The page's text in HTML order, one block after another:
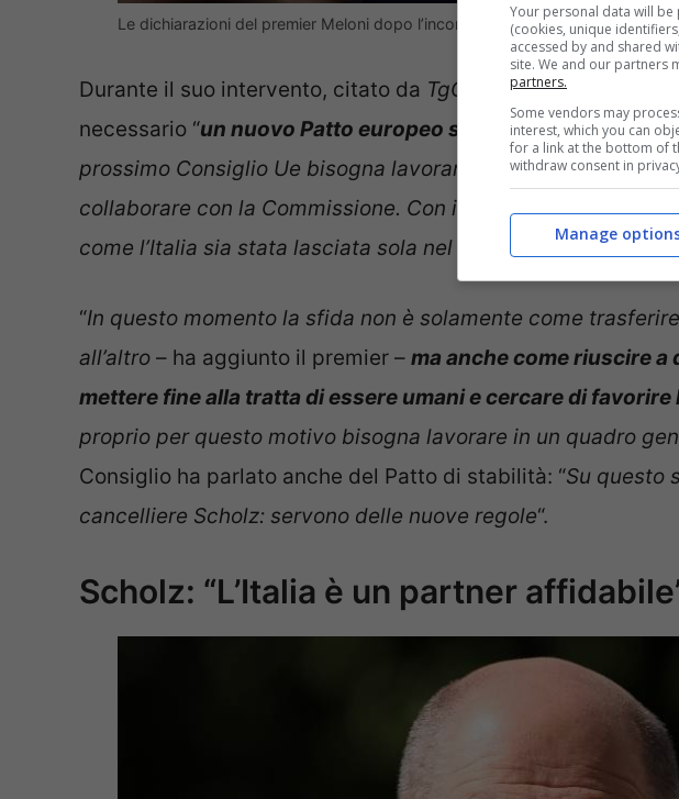
Le dichiarazioni del premier Meloni dopo l’incontro con Scholz –
Durante il suo intervento, citato da TgCom24, il premier
necessario “un nuovo Patto europeo su migranti e asilo. Io
prossimo Consiglio Ue bisogna lavorare in un quadro più
collaborare con la Commissione. Con il cancelliere Scholz,
come l’Italia sia stata lasciata sola nel salvare vite nel
“In questo momento la sfida non è solamente come
all’altro – ha aggiunto il premier – ma anche come riuscire
mettere fine alla tratta di essere umani e cercare di favorire
proprio per questo motivo bisogna lavorare in un quadro
Consiglio ha parlato anche del Patto di stabilità: “Su questo
cancelliere Scholz: servono delle nuove regole“.
Scholz: “L’Italia è un partner
Your personal data will
(cookies, unique
accessed by and shared
site. We and our partners
partners.
Some vendors may
interest, which you can
for a link at the bottom of
withdraw consent in
Manage